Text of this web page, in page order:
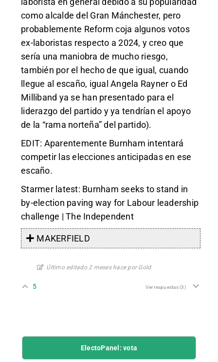
como alcalde del Gran Mánchester, pero
probablemente Reform coja algunos votos
ex-laboristas respecto a 2024, y creo que
sería una maniobra de mucho riesgo,
también por el hecho de que igual, cuando
llegue al escaño, igual Angela Rayner o Ed
Milliband ya se han presentado para el
liderazgo del partido y ya tendrían el apoyo
de la “rama norteña” del partido).
EDIT: Aparentemente Burnham intentará
competir las elecciones anticipadas en ese
escaño.
Starmer latest: Burnham seeks to stand in
by-election paving way for Labour leadership
challenge | The Independent
MAKERFIELD
Último editado 2 meses hace por Gold
5 Ver respuestas(3)
ElectoPanel: vota